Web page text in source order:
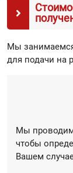
Мы
для подачи на
Мы
чтобы
Вашем